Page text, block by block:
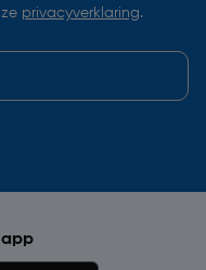
privacyverklaring.